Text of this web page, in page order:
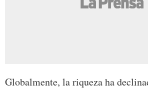
Globalmente, la riqueza ha